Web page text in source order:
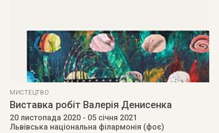
МИСТЕЦТВО
Виставка робіт Валерія Денисенка
20 листопада 2020 - 05 січня 2021
Львівська національна філармонія (фоє)